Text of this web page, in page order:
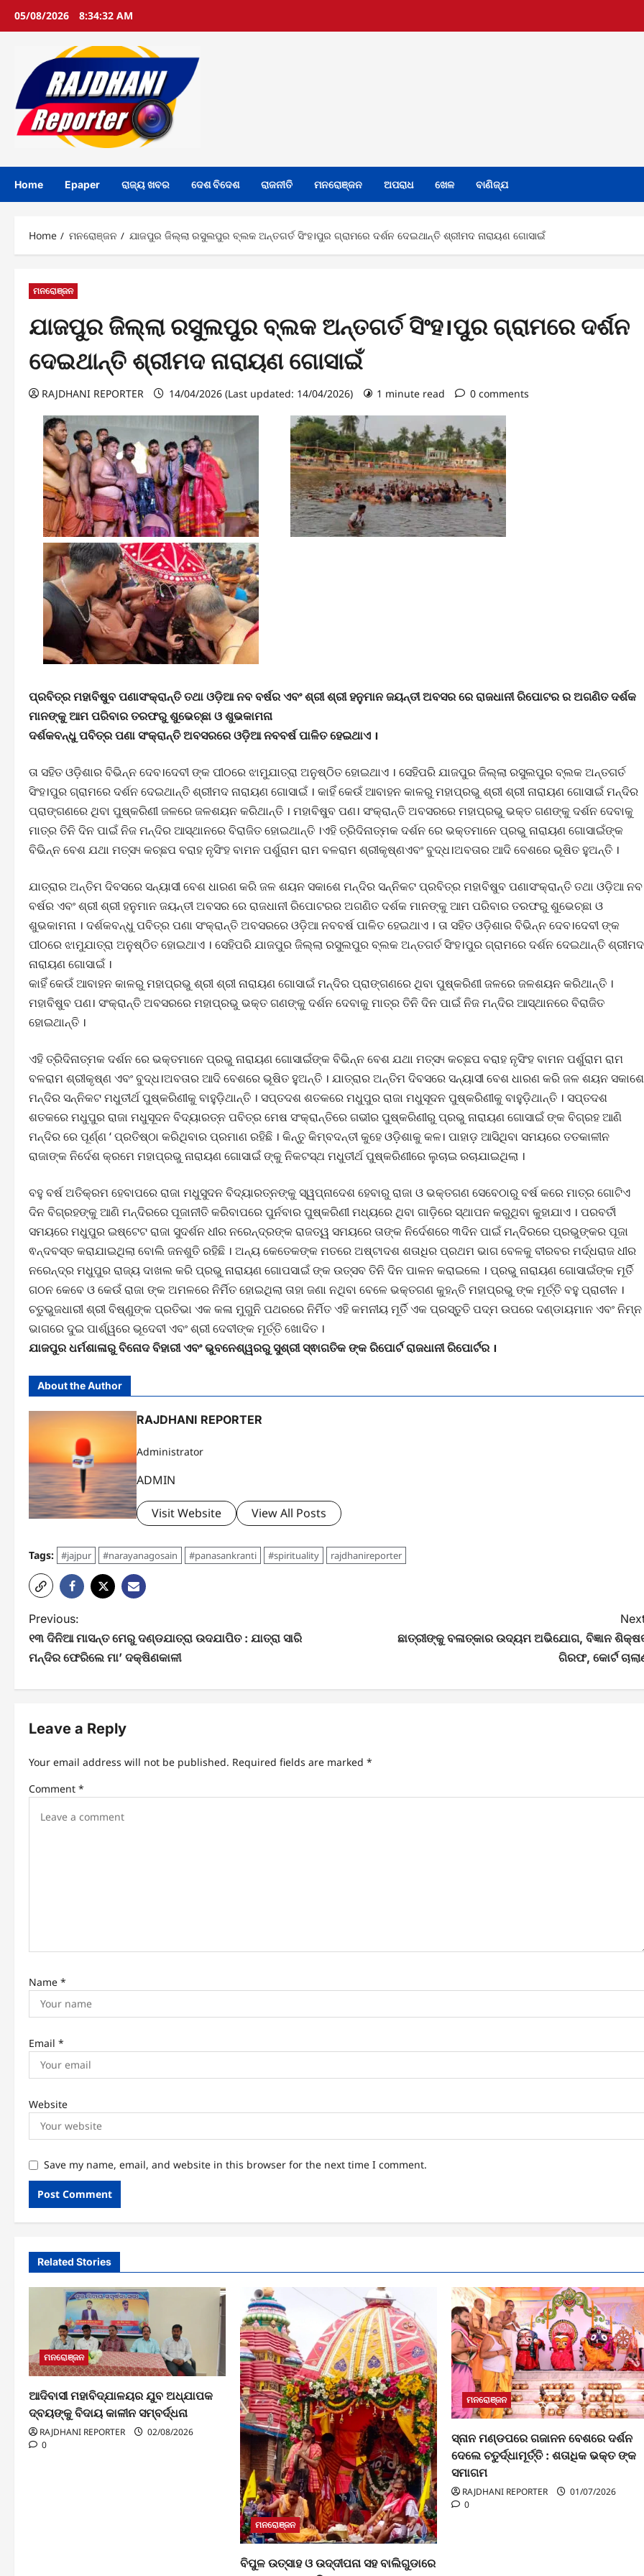
05/08/2026 8:34:33 AM
Home Epaper ରାଜ୍ୟ ଖବର ଦେଶ ବିଦେଶ ରାଜନୀତି ମନରୋଞ୍ଜନ ଅପରାଧ ଖେଳ ବାଣିଜ୍ଯ
Home ମନରୋଞ୍ଜନ ଯାଜପୁର ଜିଲ୍ଲା ରସୁଲପୁର ବ୍ଲକ ଅନ୍ତଗର୍ତ ସିଂହ।ପୁର ଗ୍ରାମରେ ଦର୍ଶନ ଦେଇଥାନ୍ତି ଶ୍ରୀମଦ ନାରାୟଣ ଗୋସାଇଁ
ମନରୋଞ୍ଜନ
ଯାଜପୁର ଜିଲ୍ଲା ରସୁଲପୁର ବ୍ଲକ ଅନ୍ତଗର୍ତ ସିଂହ।ପୁର ଗ୍ରାମରେ ଦର୍ଶନ
ଦେଇଥାନ୍ତି ଶ୍ରୀମଦ ନାରାୟଣ ଗୋସାଇଁ
RAJDHANI REPORTER 14/04/2026 (Last updated: 14/04/2026) 1 minute read 0 comments
ପ୍ରବିତ୍ର ମହାବିଷୁବ ପଣାସଂକ୍ରାନ୍ତି ତଥା ଓଡ଼ିଆ ନବ ବର୍ଷର ଏବଂ ଶ୍ରୀ ଶ୍ରୀ ହନୁମାନ ଜୟନ୍ତୀ ଅବସର ରେ ରାଜଧାନୀ ରିପୋଟର ର ଅଗଣିତ ଦର୍ଶକ
ମାନଙ୍କୁ ଆମ ପରିବାର ତରଫରୁ ଶୁଭେଚ୍ଛା ଓ ଶୁଭକାମନା
ଦର୍ଶକବନ୍ଧୁ ପବିତ୍ର ପଣା ସଂକ୍ରାନ୍ତି ଅବସରରେ ଓଡ଼ିଆ ନବବର୍ଷ ପାଳିତ ହେଇଥାଏ ।
ତା ସହିତ ଓଡ଼ିଶାର ବିଭିନ୍ନ ଦେବ।ଦେବୀ ଙ୍କ ପୀଠରେ ଝାମୁଯାତ୍ରା ଅନୁଷ୍ଠିତ ହୋଇଥାଏ । ସେହିପରି ଯାଜପୁର ଜିଲ୍ଲା ରସୁଲପୁର ବ୍ଲକ ଅନ୍ତଗର୍ତ
ସିଂହ।ପୁର ଗ୍ରାମରେ ଦର୍ଶନ ଦେଇଥାନ୍ତି ଶ୍ରୀମଦ ନାରାୟଣ ଗୋସାଇଁ । କାହିଁ କେଉଁ ଆବାହନ କାଳରୁ ମହାପ୍ରଭୁ ଶ୍ରୀ ଶ୍ରୀ ନାରାୟଣ ଗୋସାଇଁ ମନ୍ଦିର
ପ୍ରାଙ୍ଗଣରେ ଥିବା ପୁଷ୍କରିଣୀ ଜଳରେ ଜଳଶୟନ କରିଥାନ୍ତି । ମହାବିଷୁବ ପଣ। ସଂକ୍ରାନ୍ତି ଅବସରରେ ମହାପ୍ରଭୁ ଭକ୍ତ ଗଣଙ୍କୁ ଦର୍ଶନ ଦେବାକୁ
ମାତ୍ର ତିନି ଦିନ ପାଇଁ ନିଜ ମନ୍ଦିର ଆସ୍ଥାନରେ ବିରାଜିତ ହୋଇଥାନ୍ତି ।ଏହି ତ୍ରିଦିନାତ୍ମକ ଦର୍ଶନ ରେ ଭକ୍ତମାନେ ପ୍ରଭୁ ନାରାୟଣ ଗୋସାଇଁଙ୍କ
ବିଭିନ୍ନ ବେଶ ଯଥା ମତ୍ସ୳ କଚ୍ଛପ ବରାହ ନୃସିଂହ ବାମନ ପର୍ଶୁରାମ ରାମ ବଳରାମ ଶ୍ରୀକୃଷ୍ଣଏବଂ ବୁଦ୍ଧ।ଅବତାର ଆଦି ବେଶରେ ଭୂଷିତ ହୁଅନ୍ତି ।
ଯାତ୍ରାର ଅନ୍ତିମ ଦିବସରେ ସନ୍ୟାସୀ ବେଶ ଧାରଣ କରି ଜଳ ଶୟନ ସକାଶେ ମନ୍ଦିର ସନ୍ନିକଟ ପ୍ରବିତ୍ର ମହାବିଷୁବ ପଣାସଂକ୍ରାନ୍ତି ତଥା ଓଡ଼ିଆ ନବ
ବର୍ଷର ଏବଂ ଶ୍ରୀ ଶ୍ରୀ ହନୁମାନ ଜୟନ୍ତୀ ଅବସର ରେ ରାଜଧାନୀ ରିପୋଟରର ଅଗଣିତ ଦର୍ଶକ ମାନଙ୍କୁ ଆମ ପରିବାର ତରଫରୁ ଶୁଭେଚ୍ଛା ଓ
ଶୁଭକାମନା । ଦର୍ଶକବନ୍ଧୁ ପବିତ୍ର ପଣା ସଂକ୍ରାନ୍ତି ଅବସରରେ ଓଡ଼ିଆ ନବବର୍ଷ ପାଳିତ ହେଇଥାଏ । ତା ସହିତ ଓଡ଼ିଶାର ବିଭିନ୍ନ ଦେବ।ଦେବୀ ଙ୍କ
ପୀଠରେ ଝାମୁଯାତ୍ରା ଅନୁଷ୍ଠିତ ହୋଇଥାଏ । ସେହିପରି ଯାଜପୁର ଜିଲ୍ଲା ରସୁଲପୁର ବ୍ଲକ ଅନ୍ତଗର୍ତ ସିଂହ।ପୁର ଗ୍ରାମରେ ଦର୍ଶନ ଦେଇଥାନ୍ତି ଶ୍ରୀମଦ
ନାରାୟଣ ଗୋସାଇଁ ।
କାହିଁ କେଉଁ ଆବାହନ କାଳରୁ ମହାପ୍ରଭୁ ଶ୍ରୀ ଶ୍ରୀ ନାରାୟଣ ଗୋସାଇଁ ମନ୍ଦିର ପ୍ରାଙ୍ଗଣରେ ଥିବା ପୁଷ୍କରିଣୀ ଜଳରେ ଜଳଶୟନ କରିଥାନ୍ତି ।
ମହାବିଷୁବ ପଣ। ସଂକ୍ରାନ୍ତି ଅବସରରେ ମହାପ୍ରଭୁ ଭକ୍ତ ଗଣଙ୍କୁ ଦର୍ଶନ ଦେବାକୁ ମାତ୍ର ତିନି ଦିନ ପାଇଁ ନିଜ ମନ୍ଦିର ଆସ୍ଥାନରେ ବିରାଜିତ
ହୋଇଥାନ୍ତି ।
ଏହି ତ୍ରିଦିନାତ୍ମକ ଦର୍ଶନ ରେ ଭକ୍ତମାନେ ପ୍ରଭୁ ନାରାୟଣ ଗୋସାଇଁଙ୍କ ବିଭିନ୍ନ ବେଶ ଯଥା ମତ୍ସ୳ କଚ୍ଛପ ବରାହ ନୃସିଂହ ବାମନ ପର୍ଶୁରାମ ରାମ
ବଳରାମ ଶ୍ରୀକୃଷ୍ଣ ଏବଂ ବୁଦ୍ଧ।ଅବତାର ଆଦି ବେଶରେ ଭୂଷିତ ହୁଅନ୍ତି । ଯାତ୍ରାର ଅନ୍ତିମ ଦିବସରେ ସନ୍ୟାସୀ ବେଶ ଧାରଣ କରି ଜଳ ଶୟନ ସକାଶେ
ମନ୍ଦିର ସନ୍ନିକଟ ମଧୁତୀର୍ଥ ପୁଷ୍କରିଣୀକୁ ବାହୁଡ଼ିଥାନ୍ତି । ସପ୍ତଦଶ ଶତକରେ ମଧୁପୁର ରାଜା ମଧୁସୂଦନ ପୁଷ୍କରିଣୀକୁ ବାହୁଡ଼ିଥାନ୍ତି । ସପ୍ତଦଶ
ଶତକରେ ମଧୁପୁର ରାଜା ମଧୁସୂଦନ ବିଦ୍ୟାରତ୍ନ ପବିତ୍ର ମେଷ ସଂକ୍ରାନ୍ତିରେ ଗଭୀର ପୁଷ୍କରିଣୀରୁ ପ୍ରଭୁ ନାରାୟଣ ଗୋସାଇଁ ଙ୍କ ବିଗ୍ରହ ଆଣି
ମନ୍ଦିର ରେ ପୂର୍ଣ୍ଣ ‘ ପ୍ରତିଷ୍ଠା କରିଥିବାର ପ୍ରମାଣ ରହିଛି । କିନ୍ତୁ କିମ୍ବଦନ୍ତୀ କୁହେ ଓଡି଼ଶାକୁ କଳ। ପାହାଡ଼ ଆସିଥିବା ସମୟରେ ତତକାଳୀନ
ରାଜାଙ୍କ ନିର୍ଦେଶ କ୍ରମେ ମହାପ୍ରଭୁ ନାରାୟଣ ଗୋସାଇଁ ଙ୍କୁ ନିକଟସ୍ଥ ମଧୁତୀର୍ଥ ପୁଷ୍କରିଣୀରେ ଲୁଚାଇ ରଚାଯାଇଥିଲା ।
ବହୁ ବର୍ଷ ଅତିକ୍ରମ ହେବାପରେ ରାଜା ମଧୁସୁଦନ ବିଦ୍ୟାରତ୍ନଙ୍କୁ ସ୍ୱପ୍ନାଦେଶ ହେବାରୁ ରାଜା ଓ ଭକ୍ତଗଣ ସେବେଠାରୁ ବର୍ଷ କରେ ମାତ୍ର ଗୋଟିଏ
ଦିନ ବିଗ୍ରହଙ୍କୁ ଆଣି ମନ୍ଦିରରେ ପୂଜାନୀତି କରିବାପରେ ପୁର୍ନବାର ପୁଷ୍କରିଣୀ ମଧ୍ୟରେ ଥିବା ଗାଡ଼ିରେ ସ୍ଥାପନ କରୁଥିବା କୁହାଯାଏ । ପରବର୍ତୀ
ସମୟରେ ମଧୁପୁର ଇଷ୍ଟେଟ ରାଜା ସୁଦର୍ଶନ ଧୀର ନରେନ୍ଦ୍ରଙ୍କ ରାଜତ୍ୱ ସମୟରେ ତାଙ୍କ ନିର୍ଦେଶରେ ୩ଦିନ ପାଇଁ ମନ୍ଦିରରେ ପ୍ରଭୁଙ୍କର ପୂଜା
ଵନ୍ଦବସ୍ତ କରାଯାଇଥିଲା ବୋଲି ଜନଶୁତି ରହିଛି । ଅନ୍ୟ କେତେକଙ୍କ ମତରେ ଅଷ୍ଟାଦଶ ଶତାଧିର ପ୍ରଥମ ଭାଗ ବେଳକୁ ବୀରବର ମର୍ଦ୍ଧରାଜ ଧୀର
ନରେନ୍ଦ୍ର ମଧୁପୁର ରାଜ୍ୟ ଦାଖଲ କରି ପ୍ରଭୁ ନାରାୟଣ ଗୋପସାଇଁ ଙ୍କ ଉତ୍ସବ ତିନି ଦିନ ପାଳନ କରାଇଲେ । ପ୍ରଭୁ ନାରାୟଣ ଗୋସାଇଁଙ୍କ ମୂର୍ତି
ଗଠନ କେବେ ଓ କେଉଁ ରାଜା ଙ୍କ ଅମଳରେ ନିର୍ମିତ ହୋଇଥିଲା ତାହା ଜଣା ନଥିବା ବେଳେ ଭକ୍ତଗଣ କୁହନ୍ତି ମହାପ୍ରଭୁ ଙ୍କ ମୂର୍ତ୍ତି ବହୁ ପ୍ରାଚୀନ ।
ଚତୁଭୁଜଧାରୀ ଶ୍ରୀ ବିଷ୍ଣୁଙ୍କ ପ୍ରତିଭା ଏକ କଳା ମୁଗୁନି ପଥରରେ ନିର୍ମିତ ଏହି କମନୀୟ ମୂର୍ତି ଏକ ପ୍ରସ୍ତୁତି ପଦ୍ମ ଉପରେ ଦଣ୍ଡାୟମାନ ଏବଂ ନିମ୍ନ
ଭାଗରେ ଦୁଇ ପାର୍ଶ୍ୱରେ ଭୂଦେବୀ ଏବଂ ଶ୍ରୀ ଦେବୀଙ୍କ ମୂର୍ତ୍ତି ଖୋଦିତ ।
ଯାଜପୁର ଧର୍ମଶାଳାରୁ ବିନୋଦ ବିହାରୀ ଏବଂ ଭୁବନେଶ୍ୱରରୁ ସୁଶ୍ରୀ ସ୍ଵାଗତିକ ଙ୍କ ରିପୋର୍ଟ ରାଜଧାନୀ ରିପୋର୍ଟର ।
About the Author
RAJDHANI REPORTER
Administrator
ADMIN
Visit Website View All Posts
Tags: #jajpur #narayanagosain #panasankranti #spirituality rajdhanireporter
P
o
n
i
n
Previous:
୧୩ ଦିନିଆ ମାସନ୍ତ ମେରୁ ଦଣ୍ଡଯାତ୍ରା ଉଦଯାପିତ : ଯାତ୍ରା ସାରି
ମନ୍ଦିର ଫେରିଲେ ମା’ ଦକ୍ଷିଣକାଳୀ
ଛାତ୍ରୀଙ୍କୁ ବଳାତ୍କାର ଉଦ୍ୟମ ଅଭିଯୋଗ, ବିଜ୍ଞାନ
ଗିରଫ, କୋର୍ଟ
Leave a Reply
Your email address will not be published. Required fields are marked *
Comment *
Name *
Email *
Website
Save my name, email, and website in this browser for the next time I comment.
Related Stories
ମନରୋଞ୍ଜନ
ଆଦିବାସୀ ମହାବିଦ୍ଯାଳୟର ଯୁବ ଅଧ୍ଯାପକ
ଦ୍ବୟଙ୍କୁ ବିଦାୟ କାଳୀନ ସମ୍ବର୍ଦ୍ଧନା
RAJDHANI REPORTER
02/08/2026
0
ମନରୋଞ୍ଜନ
ବିପୁଳ ଉତ୍ସାହ ଓ ଉଦ୍ଦୀପନା ସହ ବାଲିଗୁଡାରେ
ମନରୋଞ୍ଜନ
ସ୍ନାନ ମଣ୍ଡପରେ ଗଜାନନ ବେଶରେ ଦର୍ଶନ
ଦେଲେ ଚତୁର୍ଦ୍ଧାମୂର୍ତ୍ତି : ଶତାଧିକ ଭକ୍ତ ଙ୍କ
ସମାଗମ
RAJDHANI REPORTER
01/07/2026
0